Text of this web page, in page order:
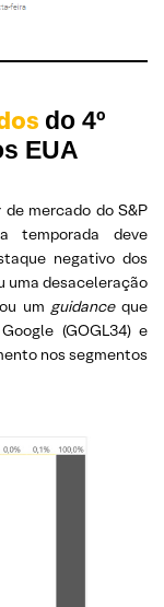
do 4º
EUA
mercado do S&P
temporada deve
negativo dos
uma desaceleração
um guidanceque
(GOGL34) e
nos segmentos